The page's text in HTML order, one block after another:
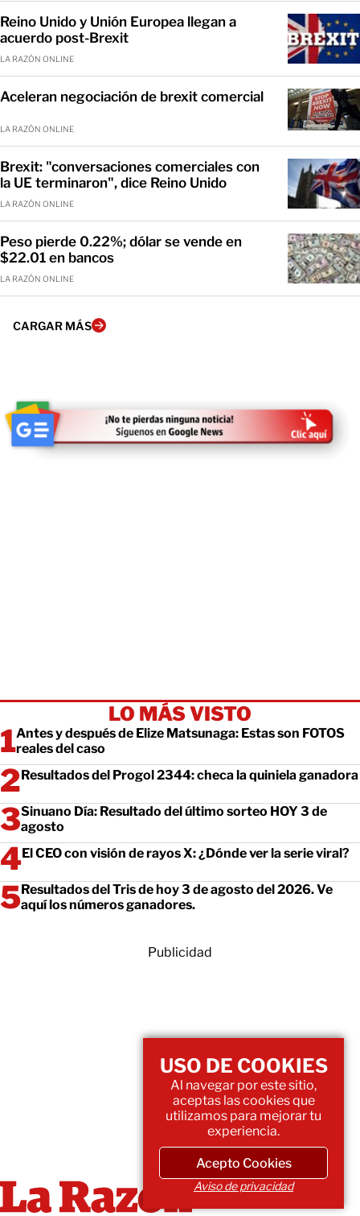
Reino Unido y Unión Europea llegan a
acuerdo post-Brexit
LA RAZÓN ONLINE
Aceleran negociación de brexit comercial
LA RAZÓN ONLINE
Brexit: "conversaciones comerciales con
la UE terminaron", dice Reino Unido
LA RAZÓN ONLINE
Peso pierde 0.22%; dólar se vende en
$22.01 en bancos
LA RAZÓN ONLINE
CARGAR MÁS
LO MÁS VISTO
Antes y después de Elize Matsunaga: Estas son FOTOS
reales del caso
Resultados del Progol 2344: checa la quiniela ganadora
Sinuano Día: Resultado del último sorteo HOY 3 de
agosto
El CEO con visión de rayos X: ¿Dónde ver la serie viral?
Resultados del Tris de hoy 3 de agosto del 2026. Ve
aquí los números ganadores.
Publicidad
USO DE COOKIES
Al navegar por este sitio,
aceptas las cookies que
utilizamos para mejorar tu
experiencia.
Acepto Cookies
Aviso de privacidad